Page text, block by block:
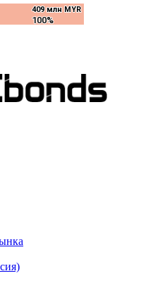
409 млн MYR
100%
409 млн MYR
100%